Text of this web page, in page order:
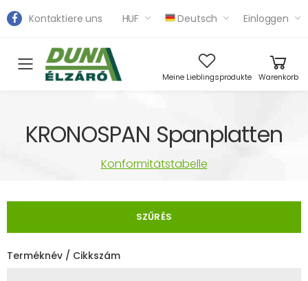
Kontaktiere uns HUF Deutsch Einloggen
Toggle mobile menu
Meine Lieblingsprodukte Warenkorb
KRONOSPAN Spanplatten
Konformitätstabelle
SZŰRÉS
Terméknév / Cikkszám